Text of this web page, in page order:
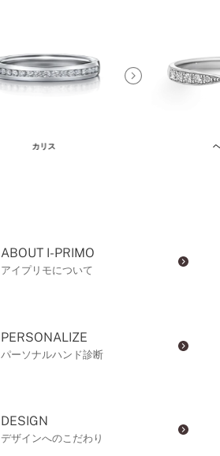
カリス
ABOUT I-PRIMO
アイプリモについて
PERSONALIZE
パーソナルハンド診断
DESIGN
デザインへのこだわり